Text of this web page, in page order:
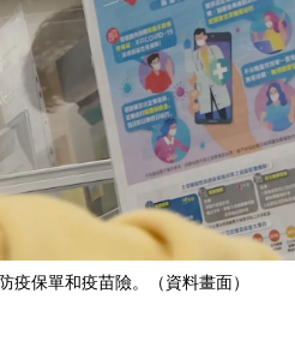
保單和疫苗險。（資料畫面）